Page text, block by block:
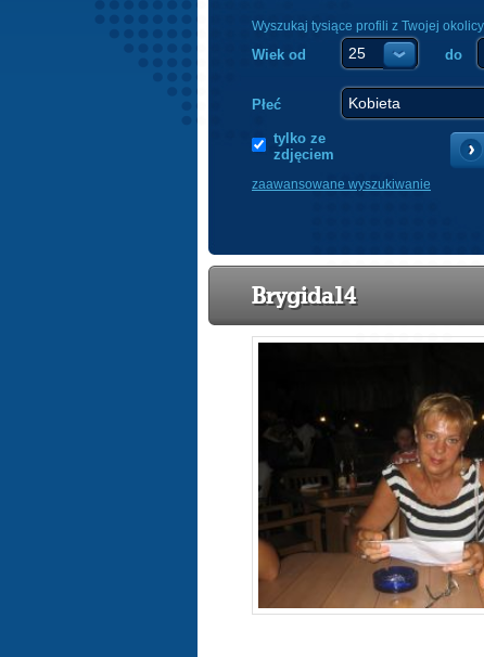
Wyszukaj tysiące profili z Twojej
Wiek od do
Płeć
tylko ze
zdjęciem
zaawansowane wyszukiwanie
Brygida14